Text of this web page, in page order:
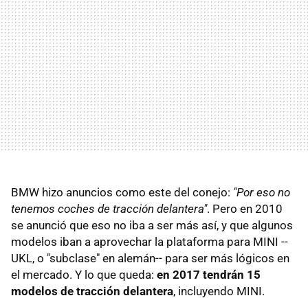
BMW hizo anuncios como este del conejo: "Por eso no
tenemos coches de tracción delantera". Pero en 2010
se anunció que eso no iba a ser más así, y que algunos
modelos iban a aprovechar la plataforma para MINI --
UKL, o "subclase" en alemán-- para ser más lógicos en
el mercado. Y lo que queda: en 2017 tendrán 15
modelos de tracción delantera, incluyendo MINI.